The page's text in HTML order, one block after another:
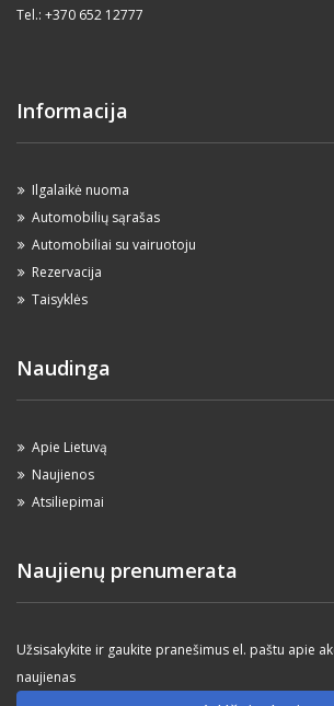
Tel.: +370 652 12777
Informacija
Ilgalaikė nuoma
Automobilių sąrašas
Automobiliai su vairuotoju
Rezervacija
Taisyklės
Naudinga
Apie Lietuvą
Naujienos
Atsiliepimai
Naujienų prenumerata
Užsisakykite ir gaukite pranešimus el. paštu apie
naujienas